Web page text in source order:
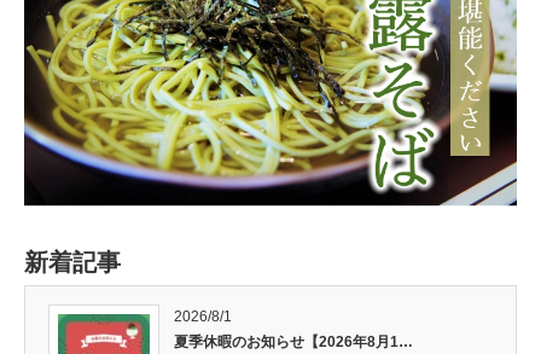
新着記事
2026/8/1
夏季休暇のお知らせ【2026年8月1…